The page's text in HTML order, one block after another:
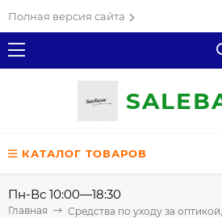
Полная версия сайта
SALE
КАТАЛОГ ТОВАРОВ
Пн-Вс 10:00—18:30
Главная Средства по уходу за